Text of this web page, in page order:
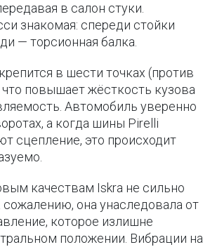
в салон стуки.
знакомая: спереди стойки
— торсионная балка.
в шести точках (против
что повышает жёсткость кузова
Автомобиль уверенно
а когда шины Pirelli
сцепление, это происходит
качествам Iskra не сильно
сожалению, она унаследовала от
которое излишне
положении. Вибрации на